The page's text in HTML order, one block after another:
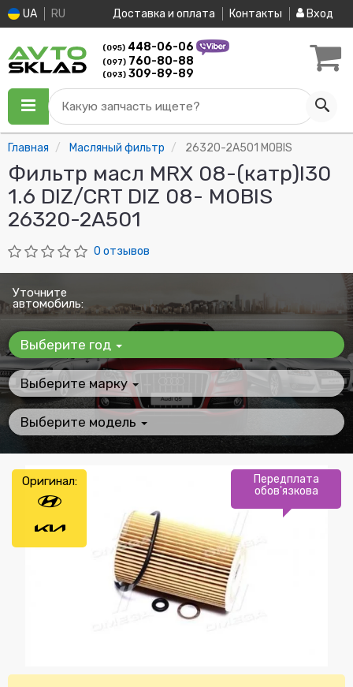
UA RU Доставка и оплата Контакты Вход
(095) 448-06-06
(097) 760-80-88
(093) 309-89-89
Какую запчасть ищете?
Главная Масляный фильтр 26320-2A501 MOBIS
Фильтр масл MRX 08-(катр)I30
1.6 DIZ/CRT DIZ 08- MOBIS
26320-2A501
0 отзывов
Уточните
автомобиль:
Выберите год
Выберите марку
Выберите модель
Передплата
обов'язкова
Оригинал: